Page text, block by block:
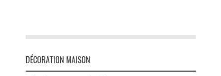
DÉCORATION MAISON